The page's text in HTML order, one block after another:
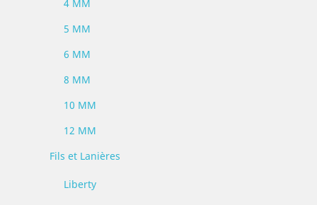
4 MM
5 MM
6 MM
8 MM
10 MM
12 MM
Fils et Lanières
Liberty